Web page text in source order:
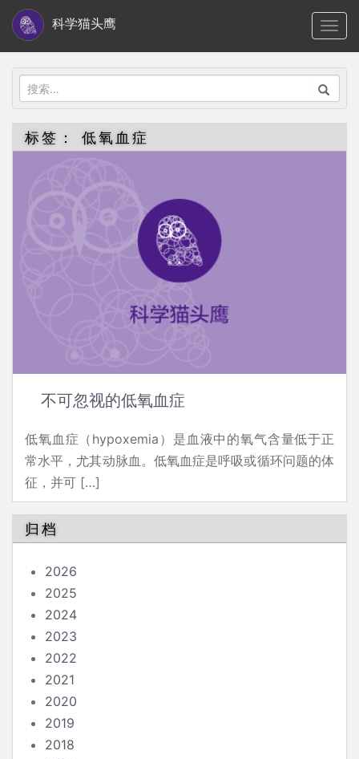
i
科学猫头鹰
搜
索：
标签： 低氧血症
不可忽视的低氧血症
低氧血症（hypoxemia）是血液中的氧气含量低于正
常水平，尤其动脉血。低氧血症是呼吸或循环问题的体
征，并可 […]
归档
2026
2025
2024
2023
2022
2021
2020
2019
2018